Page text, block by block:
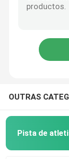
Pista de
Relvado
Revestimento
Acessórios
OUTRAS